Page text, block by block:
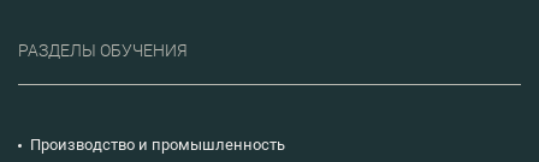
РАЗДЕЛЫ ОБУЧЕНИЯ
Производство и промышленность